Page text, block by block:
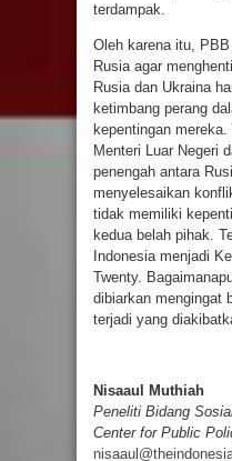
terdampak.
Oleh karena itu,
Rusia agar
Rusia dan Ukraina
ketimbang perang
kepentingan
Menteri Luar Negeri
penengah antara
menyelesaikan
tidak memiliki
kedua belah pihak.
Indonesia menjadi
Twenty.
dibiarkan mengingat
terjadi yang
Nisaaul Muthiah
Peneliti Bidang
Center for Public